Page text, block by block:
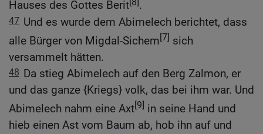
Hauses des Gottes Berit .
47 Und es wurde dem Abimelech berichtet, dass
alle Bürger von Migdal-Sichem[7] sich
versammelt hätten.
48 Da stieg Abimelech auf den Berg Zalmon, er
und das ganze {Kriegs} volk, das bei ihm war. Und
Abimelech nahm eine Axt[9] in seine Hand und
hieb einen Ast vom Baum ab, hob ihn auf und